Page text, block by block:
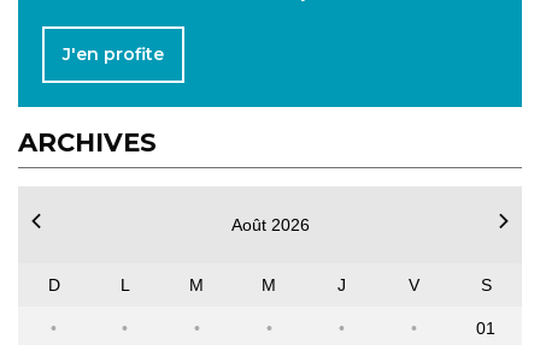
J'en profite
ARCHIVES
Août 2026
D L M M J V S
01